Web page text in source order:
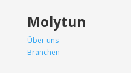
Molytun
Über uns
Branchen